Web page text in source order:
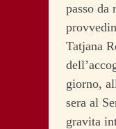
passo da
Tatjana
giorno,
sera al
gravita